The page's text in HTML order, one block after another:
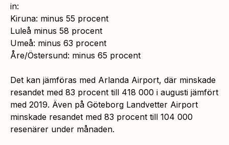
in:
Kiruna: minus 55 procent
Luleå minus 58 procent
Umeå: minus 63 procent
Åre/Östersund: minus 65 procent
Det kan jämföras med Arlanda Airport, där minskade
resandet med 83 procent till 418 000 i augusti jämfört
med 2019. Även på Göteborg Landvetter Airport
minskade resandet med 83 procent till 104 000
resenärer under månaden.